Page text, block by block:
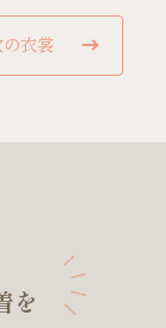
の衣裳
を